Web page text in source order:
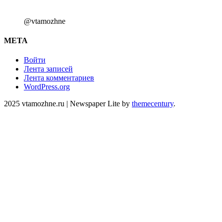
@vtamozhne
МЕТА
Войти
Лента записей
Лента комментариев
WordPress.org
2025 vtamozhne.ru | Newspaper Lite by themecentury.